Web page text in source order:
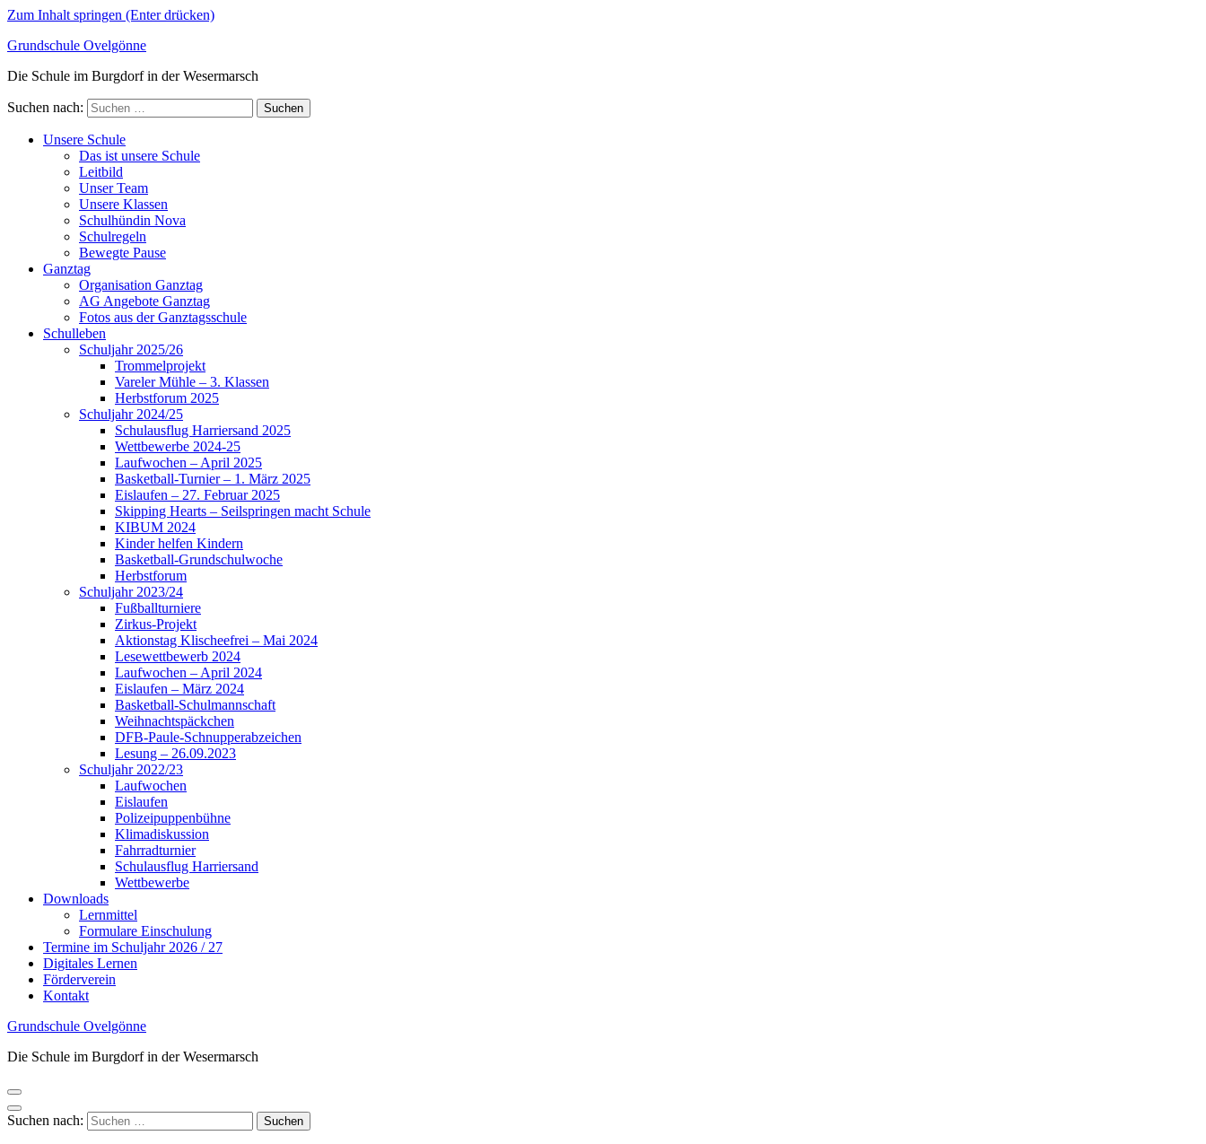
Zum Inhalt springen (Enter drücken)
Grundschule Ovelgönne
Die Schule im Burgdorf in der Wesermarsch
Suchen nach:
Unsere Schule
Das ist unsere Schule
Leitbild
Unser Team
Unsere Klassen
Schulhündin Nova
Schulregeln
Bewegte Pause
Ganztag
Organisation Ganztag
AG Angebote Ganztag
Fotos aus der Ganztagsschule
Schulleben
Schuljahr 2025/26
Trommelprojekt
Vareler Mühle – 3. Klassen
Herbstforum 2025
Schuljahr 2024/25
Schulausflug Harriersand 2025
Wettbewerbe 2024-25
Laufwochen – April 2025
Basketball-Turnier – 1. März 2025
Eislaufen – 27. Februar 2025
Skipping Hearts – Seilspringen macht Schule
KIBUM 2024
Kinder helfen Kindern
Basketball-Grundschulwoche
Herbstforum
Schuljahr 2023/24
Fußballturniere
Zirkus-Projekt
Aktionstag Klischeefrei – Mai 2024
Lesewettbewerb 2024
Laufwochen – April 2024
Eislaufen – März 2024
Basketball-Schulmannschaft
Weihnachtspäckchen
DFB-Paule-Schnupperabzeichen
Lesung – 26.09.2023
Schuljahr 2022/23
Laufwochen
Eislaufen
Polizeipuppenbühne
Klimadiskussion
Fahrradturnier
Schulausflug Harriersand
Wettbewerbe
Downloads
Lernmittel
Formulare Einschulung
Termine im Schuljahr 2026 / 27
Digitales Lernen
Förderverein
Kontakt
Grundschule Ovelgönne
Die Schule im Burgdorf in der Wesermarsch
Suchen nach: